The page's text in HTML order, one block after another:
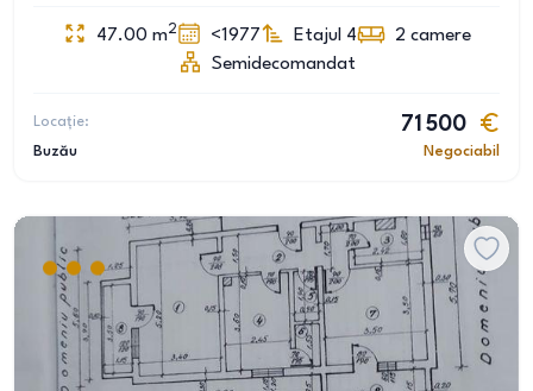
47.00 m2 <1977 Etajul 4 2 camere
Semidecomandat
Locație:
Buzău
71 500
Negociabil